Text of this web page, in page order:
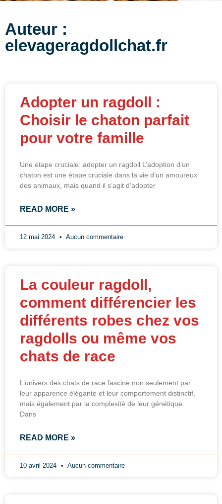
Auteur :
elevageragdollchat.fr
Adopter un ragdoll :
Choisir le chaton parfait
pour votre famille
Une étape cruciale: adopter un ragdoll L’adoption d’un
chaton est une étape cruciale dans la vie d’un amoureux
des animaux, mais quand il s’agit d’adopter
READ MORE »
12 mai 2024 Aucun commentaire
La couleur ragdoll,
comment différencier les
différents robes chez vos
ragdolls ou même vos
chats de race
L’univers des chats de race fascine non seulement par
leur apparence élégante et leur comportement distinctif,
mais également par la complexité de leur génétique.
Dans
READ MORE »
10 avril 2024 Aucun commentaire